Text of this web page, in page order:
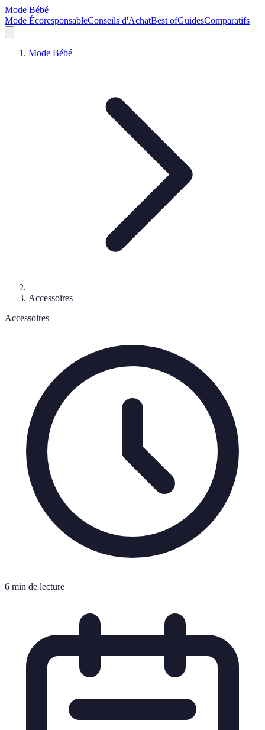
Mode Bébé
Mode ÉcoresponsableConseils d'AchatBest ofGuidesComparatifs
Mode Bébé
Accessoires
Accessoires
6 min de lecture